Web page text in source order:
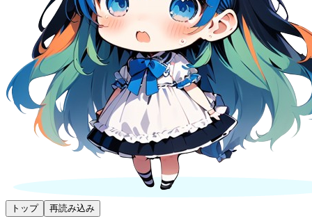
トップ 再読み込み